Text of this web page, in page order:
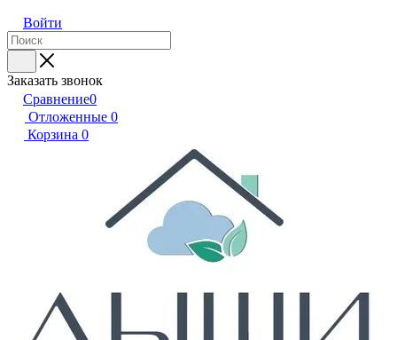
Войти
Заказать звонок
Сравнение0
Отложенные 0
Корзина 0